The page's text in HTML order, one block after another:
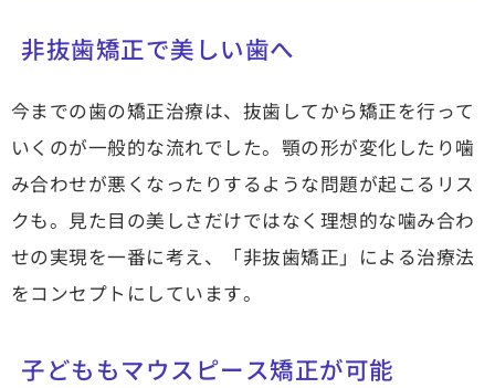
非抜歯矯正で美しい歯へ
今までの歯の矯正治療は、抜歯してから矯正を行って
いくのが一般的な流れでした。顎の形が変化したり噛
み合わせが悪くなったりするような問題が起こるリス
クも。見た目の美しさだけではなく理想的な噛み合わ
せの実現を一番に考え、「非抜歯矯正」による治療法
をコンセプトにしています。
子どももマウスピース矯正が可能